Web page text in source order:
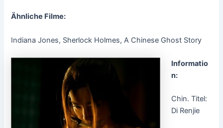
Ähnliche Filme:
Indiana Jones, Sherlock Holmes, A Chinese Ghost Story
Informatio
n:
Chin. Titel:
Di Renjie